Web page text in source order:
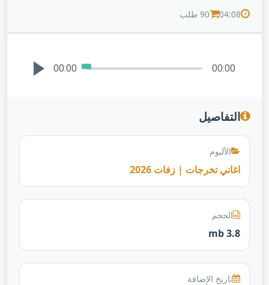
04:08 90 طلب
00:00 00:00
التفاصيل
الألبوم
اغاني تخرجات | زفات 2026
الحجم
3.8 mb
تاريخ الإضافة